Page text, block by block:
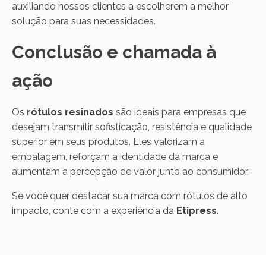
auxiliando nossos clientes a escolherem a melhor
solução para suas necessidades.
Conclusão e chamada à
ação
Os rótulos resinados são ideais para empresas que
desejam transmitir sofisticação, resistência e qualidade
superior em seus produtos. Eles valorizam a
embalagem, reforçam a identidade da marca e
aumentam a percepção de valor junto ao consumidor.
Se você quer destacar sua marca com rótulos de alto
impacto, conte com a experiência da Etipress.